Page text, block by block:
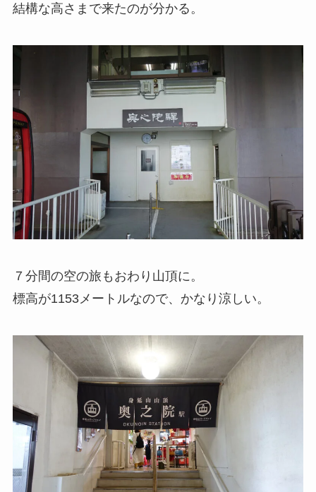
結構な高さまで来たのが分かる。
７分間の空の旅もおわり山頂に。
標高が1153メートルなので、かなり涼しい。